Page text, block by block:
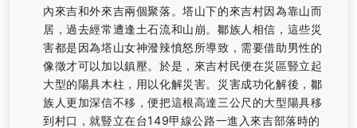
內來吉和外來吉兩個聚落。塔山下的來吉村因為靠山而
居，過去經常遭逢土石流和山崩。鄒族人相信，這些災
害都是因為塔山女神潑辣憤怒所導致，需要借助男性的
像徵才可以加以鎮壓。於是，來吉村民便在災區豎立起
大型的陽具木柱，用以化解災害。災害成功化解後，鄒
族人更加深信不移，便把這根高達三公尺的大型陽具移
到村口，就豎立在台149甲線公路一進入來吉部落時的